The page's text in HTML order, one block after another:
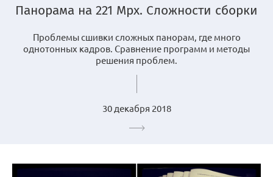
Панорама на 221 Mpx. Сложности сборки
Проблемы сшивки сложных панорам, где много
однотонных кадров. Сравнение программ и методы
решения проблем.
30 декабря 2018